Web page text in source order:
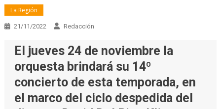
La Región
21/11/2022 Redacción
El jueves 24 de noviembre la
orquesta brindará su 14º
concierto de esta temporada, en
el marco del ciclo despedida del